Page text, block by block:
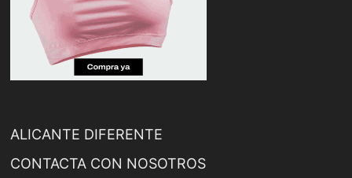
ALICANTE DIFERENTE
CONTACTA CON NOSOTROS